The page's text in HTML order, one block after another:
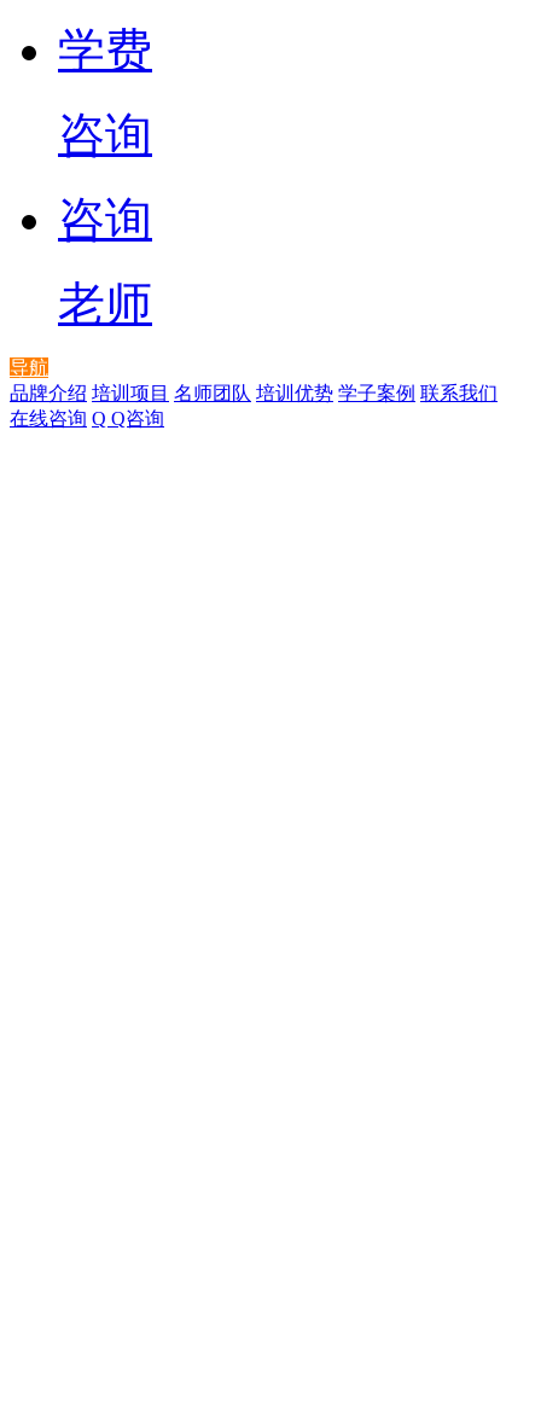
学费
咨询
咨询
老师
导航
品牌介绍 培训项目 名师团队 培训优势 学子案例 联系我们
在线咨询 Q Q咨询